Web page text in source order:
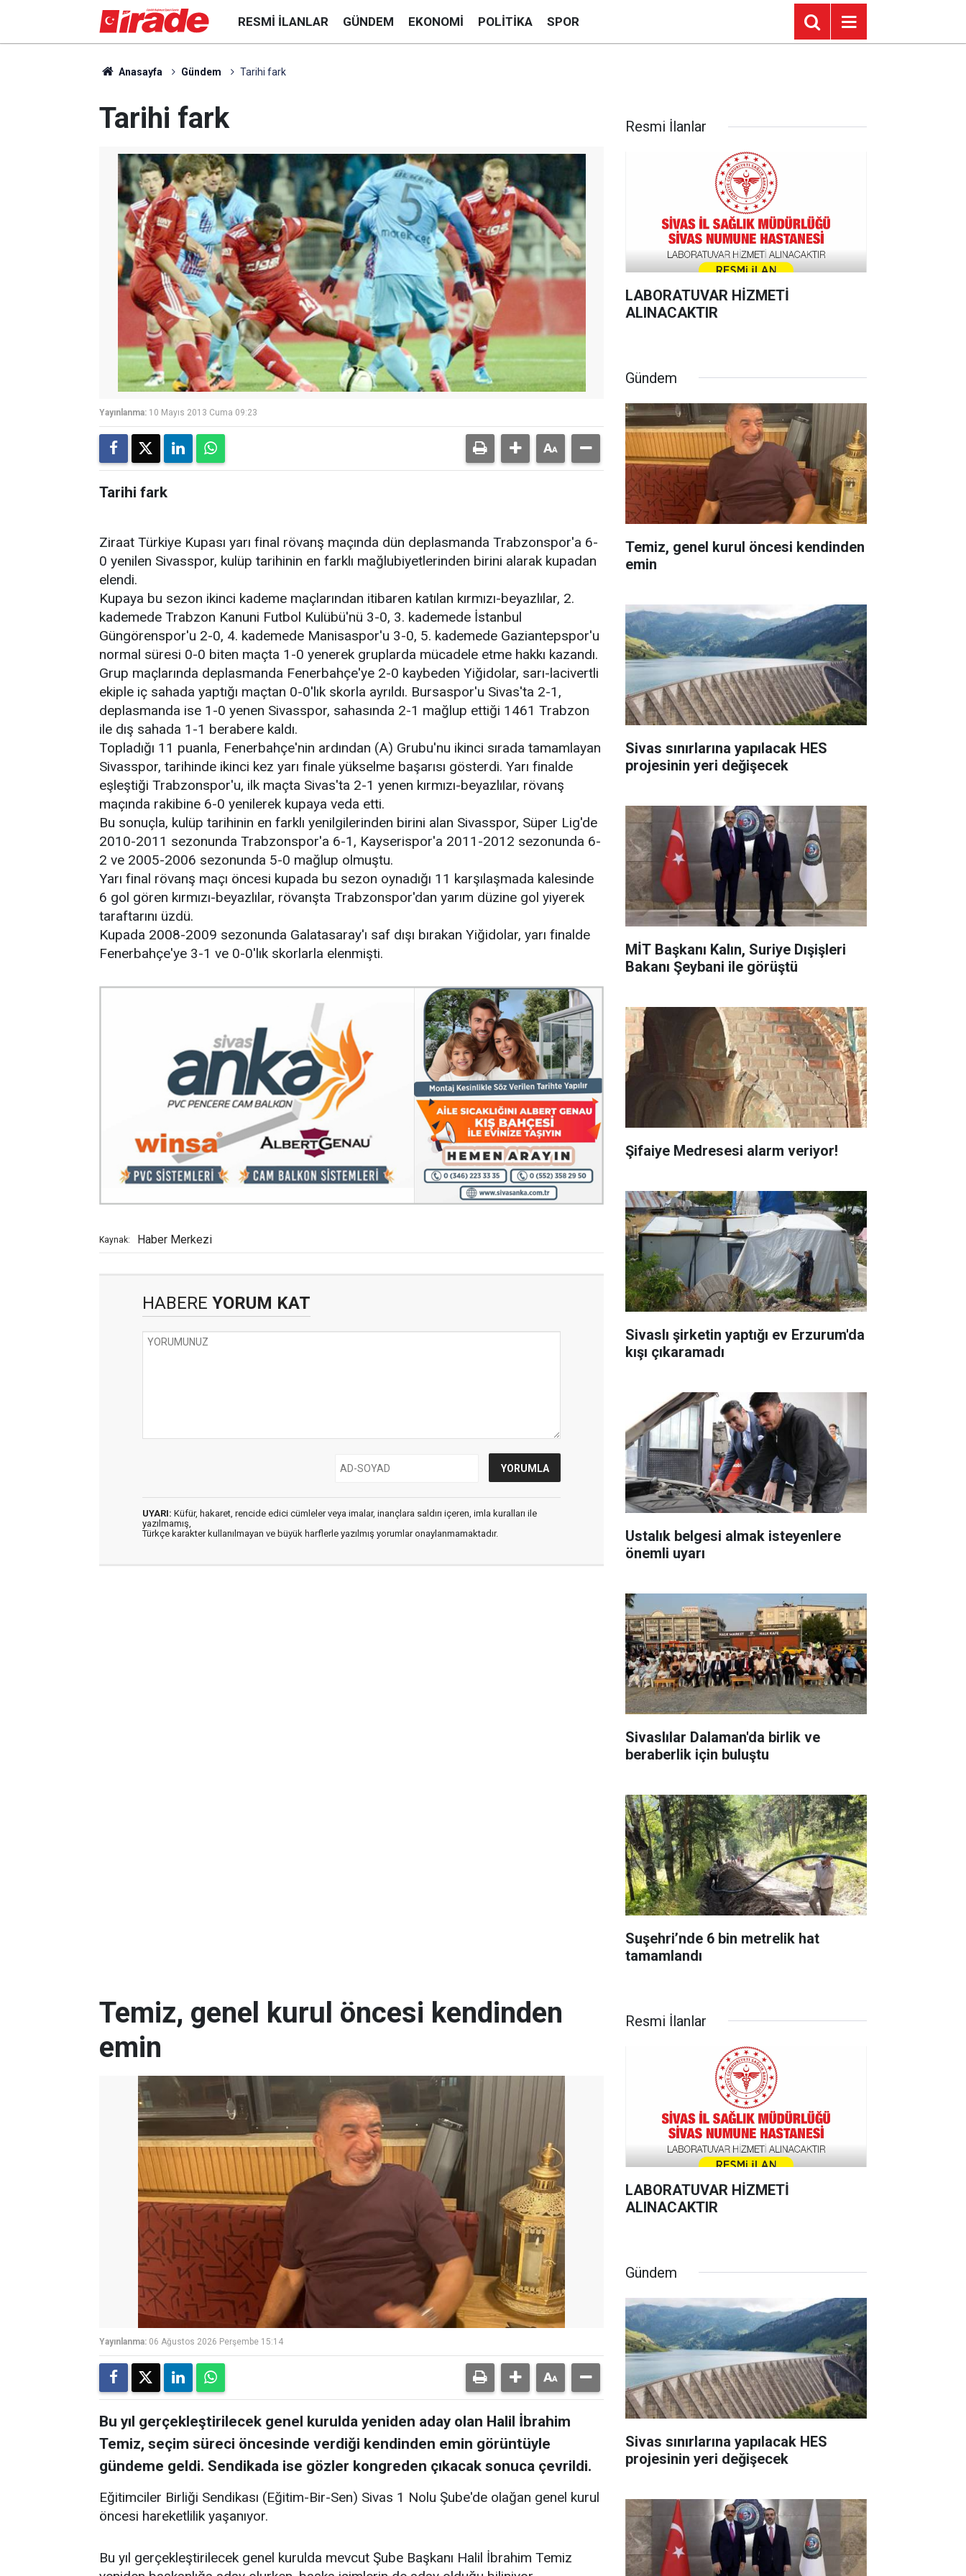
RESMI İLANLAR GÜNDEM EKONOMI POLITIKA SPOR
Anasayfa Gündem Tarihi fark
Tarihi fark
Yayınlanma: 10 Mayıs 2013 Cuma 09:23
Tarihi fark
Ziraat Türkiye Kupası yarı final rövanş maçında dün deplasmanda Trabzonspor'a 6-
0 yenilen Sivasspor, kulüp tarihinin en farklı mağlubiyetlerinden birini alarak kupadan
elendi.
Kupaya bu sezon ikinci kademe maçlarından itibaren katılan kırmızı-beyazlılar, 2.
kademede Trabzon Kanuni Futbol Kulübü'nü 3-0, 3. kademede İstanbul
Güngörenspor'u 2-0, 4. kademede Manisaspor'u 3-0, 5. kademede Gaziantepspor'u
normal süresi 0-0 biten maçta 1-0 yenerek gruplarda mücadele etme hakkı kazandı.
Grup maçlarında deplasmanda Fenerbahçe'ye 2-0 kaybeden Yiğidolar, sarı-lacivertli
ekiple iç sahada yaptığı maçtan 0-0'lık skorla ayrıldı. Bursaspor'u Sivas'ta 2-1,
deplasmanda ise 1-0 yenen Sivasspor, sahasında 2-1 mağlup ettiği 1461 Trabzon
ile dış sahada 1-1 berabere kaldı.
Topladığı 11 puanla, Fenerbahçe'nin ardından (A) Grubu'nu ikinci sırada tamamlayan
Sivasspor, tarihinde ikinci kez yarı finale yükselme başarısı gösterdi. Yarı finalde
eşleştiği Trabzonspor'u, ilk maçta Sivas'ta 2-1 yenen kırmızı-beyazlılar, rövanş
maçında rakibine 6-0 yenilerek kupaya veda etti.
Bu sonuçla, kulüp tarihinin en farklı yenilgilerinden birini alan Sivasspor, Süper Lig'de
2010-2011 sezonunda Trabzonspor'a 6-1, Kayserispor'a 2011-2012 sezonunda 6-
2 ve 2005-2006 sezonunda 5-0 mağlup olmuştu.
Yarı final rövanş maçı öncesi kupada bu sezon oynadığı 11 karşılaşmada kalesinde
6 gol gören kırmızı-beyazlılar, rövanşta Trabzonspor'dan yarım düzine gol yiyerek
taraftarını üzdü.
Kupada 2008-2009 sezonunda Galatasaray'ı saf dışı bırakan Yiğidolar, yarı finalde
Fenerbahçe'ye 3-1 ve 0-0'lık skorlarla elenmişti.
Kaynak: Haber Merkezi
HABERE YORUM KAT
UYARI: Küfür, hakaret, rencide edici cümleler veya imalar, inançlara saldırı içeren, imla kuralları ile
yazılmamış,
Türkçe karakter kullanılmayan ve büyük harflerle yazılmış yorumlar onaylanmamaktadır.
Resmi İlanlar
LABORATUVAR HİZMETİ
ALINACAKTIR
Gündem
Temiz, genel kurul öncesi kendinden
emin
Sivas sınırlarına yapılacak HES
projesinin yeri değişecek
MİT Başkanı Kalın, Suriye Dışişleri
Bakanı Şeybani ile görüştü
Şifaiye Medresesi alarm veriyor!
Sivaslı şirketin yaptığı ev Erzurum'da
kışı çıkaramadı
Ustalık belgesi almak isteyenlere
önemli uyarı
Sivaslılar Dalaman'da birlik ve
beraberlik için buluştu
Suşehri’nde 6 bin metrelik hat
tamamlandı
Temiz, genel kurul öncesi kendinden
emin
Yayınlanma: 06 Ağustos 2026 Perşembe 15:14
Bu yıl gerçekleştirilecek genel kurulda yeniden aday olan Halil İbrahim
Temiz, seçim süreci öncesinde verdiği kendinden emin görüntüyle
gündeme geldi. Sendikada ise gözler kongreden çıkacak sonuca çevrildi.
Eğitimciler Birliği Sendikası (Eğitim-Bir-Sen) Sivas 1 Nolu Şube'de olağan genel kurul
öncesi hareketlilik yaşanıyor.
Bu yıl gerçekleştirilecek genel kurulda mevcut Şube Başkanı Halil İbrahim Temiz
Resmi İlanlar
LABORATUVAR HİZMETİ
ALINACAKTIR
Gündem
Sivas sınırlarına yapılacak HES
projesinin yeri değişecek